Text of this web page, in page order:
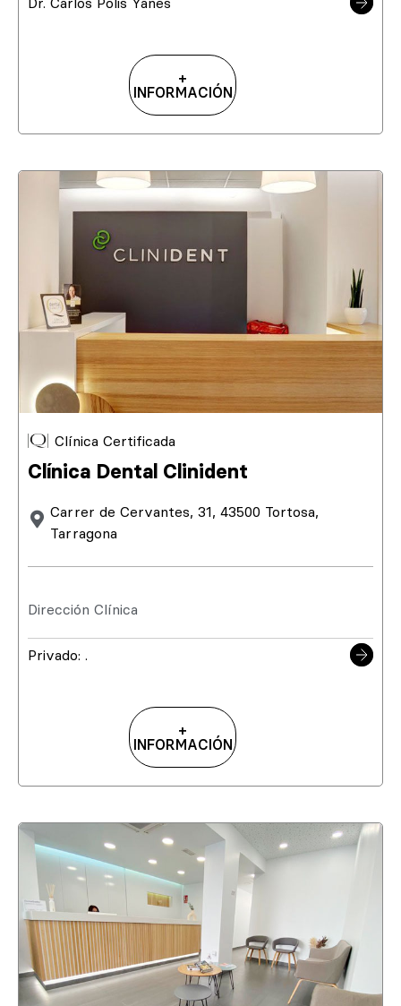
+
INFORMACIÓN
Clínica Certificada
Clínica Dental Clinident
Carrer de Cervantes, 31, 43500 Tortosa,
Tarragona
Dirección Clínica
Privado: .
+
INFORMACIÓN